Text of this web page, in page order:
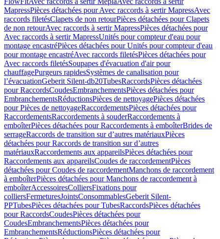
MapressPièces détachées pour Avec raccords à sertir MapressAvec
raccords filetésClapets de non retourPièces détachées pour Clapets
de non retourAvec raccords à sertir MapressPièces détachées pour
Avec raccords à sertir MapressUnités pour compteur d'eau pour
montage encastréPièces détachées pour Unités pour compteur d'eau
pour montage encastréAvec raccords filetésPièces détachées pour
Avec raccords filetésSoupapes d'évacuation d'air pour
chauffagePurgeurs rapidesSystèmes de canalisation pour
l’évacuationGeberit Silent-db20TubesRaccordsPièces détachées
pour RaccordsCoudesEmbranchementsPièces détachées pour
EmbranchementsRéductionsPièces de nettoyagePièces détachées
pour Pièces de nettoyageRaccordementsPièces détachées pour
RaccordementsRaccordements à souderRaccordements à
emboîterPièces détachées pour Raccordements à emboîterBrides de
serrageRaccords de transition sur d’autres matériauxPièces
détachées pour Raccords de transition sur d’autres
matériauxRaccordements aux appareilsPièces détachées pour
Raccordements aux appareilsCoudes de raccordementPièces
détachées pour Coudes de raccordementManchons de raccordement
à emboîterPièces détachées pour Manchons de raccordement à
emboîterAccessoiresColliersFixations pour
colliersFermeturesJointsConsommablesGeberit Silent-
PPTubesPièces détachées pour TubesRaccordsPièces détachées
pour RaccordsCoudesPièces détachées pour
CoudesEmbranchementsPièces détachées pour
EmbranchementsRéductionsPièces détachées pour